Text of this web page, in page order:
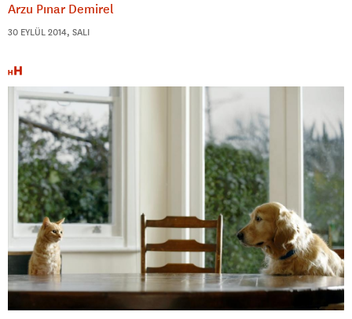
Arzu Pınar Demirel
30 EYLÜL 2014, SALI